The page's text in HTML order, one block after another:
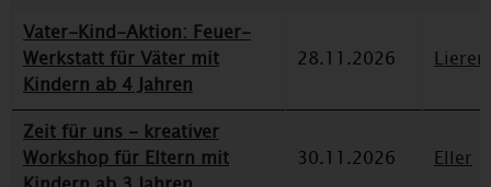
Vater-Kind-Aktion: Feuer-
Werkstatt für Väter mit
Kindern ab 4 Jahren
28.11.2026
Zeit für uns - kreativer
Workshop für Eltern mit
30.11.2026 Eller